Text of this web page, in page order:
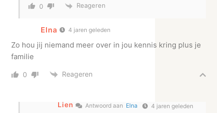
0 Reageren
Elna 4 jaren geleden
Zo hou jij niemand meer over in jou kennis kring plus je
familie
0 Reageren
Lien Antwoord aan Elna 4 jaren geleden